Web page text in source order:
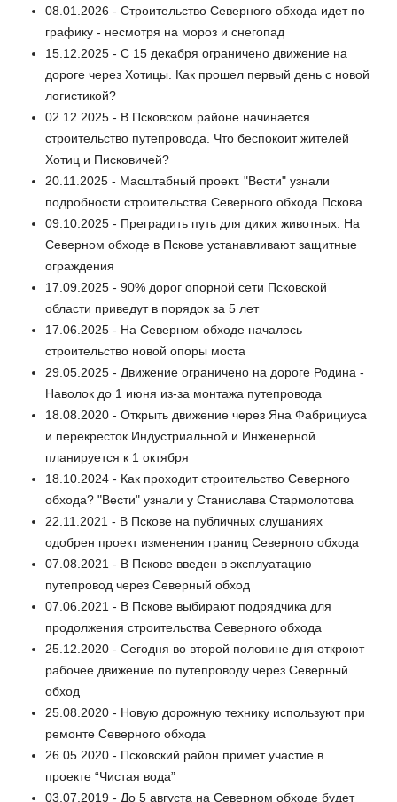
08.01.2026 - Строительство Северного обхода идет по
графику - несмотря на мороз и снегопад
15.12.2025 - С 15 декабря ограничено движение на
дороге через Хотицы. Как прошел первый день с новой
логистикой?
02.12.2025 - В Псковском районе начинается
строительство путепровода. Что беспокоит жителей
Хотиц и Писковичей?
20.11.2025 - Масштабный проект. "Вести" узнали
подробности строительства Северного обхода Пскова
09.10.2025 - Преградить путь для диких животных. На
Северном обходе в Пскове устанавливают защитные
ограждения
17.09.2025 - 90% дорог опорной сети Псковской
области приведут в порядок за 5 лет
17.06.2025 - На Северном обходе началось
строительство новой опоры моста
29.05.2025 - Движение ограничено на дороге Родина -
Наволок до 1 июня из-за монтажа путепровода
18.08.2020 - Открыть движение через Яна Фабрициуса
и перекресток Индустриальной и Инженерной
планируется к 1 октября
18.10.2024 - Как проходит строительство Северного
обхода? "Вести" узнали у Станислава Стармолотова
22.11.2021 - В Пскове на публичных слушаниях
одобрен проект изменения границ Северного обхода
07.08.2021 - В Пскове введен в эксплуатацию
путепровод через Северный обход
07.06.2021 - В Пскове выбирают подрядчика для
продолжения строительства Северного обхода
25.12.2020 - Сегодня во второй половине дня откроют
рабочее движение по путепроводу через Северный
обход
25.08.2020 - Новую дорожную технику используют при
ремонте Северного обхода
26.05.2020 - Псковский район примет участие в
проекте “Чистая вода”
03.07.2019 - До 5 августа на Северном обходе будет